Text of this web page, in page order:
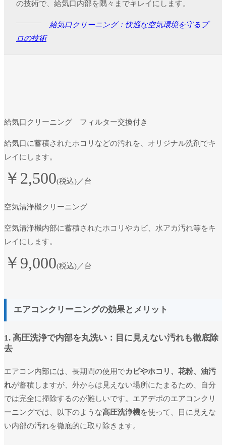
の技術で、給気口内部を隅々までキレイにします。
給気口クリーニング：快適な空気環境を守るプ
ロの技術
給気口クリーニング フィルター交換付き
給気口に蓄積されたホコリなどの汚れを、オリジナル洗剤でキ
レイにします。
￥2,500(税込)／台
空気清浄機クリーニング
空気清浄機内部に蓄積されたホコリやカビ、水アカ汚れ等をキ
レイにします。
￥9,000(税込)／台
エアコンクリーニングの効果とメリット
1. 高圧洗浄で内部を丸洗い：目に見えない汚れも徹底除
去
エアコン内部には、長期間の使用でカビやホコリ、花粉、油汚
れが蓄積しますが、外からは見えない場所にたまるため、自分
では完全に掃除するのが難しいです。エアデポのエアコンクリ
ーニングでは、以下のような高圧洗浄機を使って、目に見えな
い内部の汚れを徹底的に取り除きます。